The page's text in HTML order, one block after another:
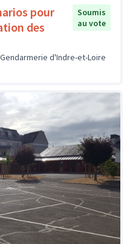
pour
des
Soumis
au vote
d'Indre-et-Loire